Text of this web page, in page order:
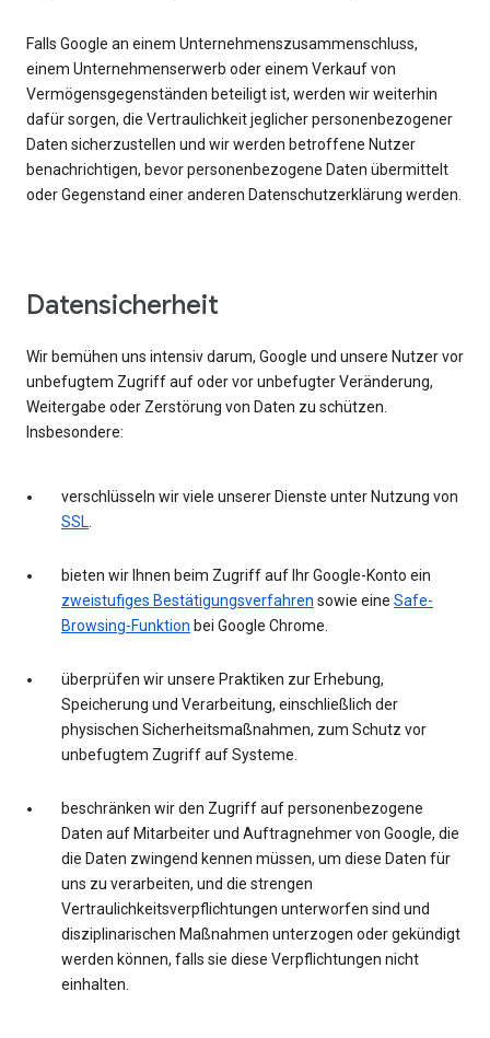
Falls Google an einem Unternehmenszusammenschluss,
einem Unternehmenserwerb oder einem Verkauf von
Vermögensgegenständen beteiligt ist, werden wir weiterhin
dafür sorgen, die Vertraulichkeit jeglicher personenbezogener
Daten sicherzustellen und wir werden betroffene Nutzer
benachrichtigen, bevor personenbezogene Daten übermittelt
oder Gegenstand einer anderen Datenschutzerklärung werden.
Datensicherheit
Wir bemühen uns intensiv darum, Google und unsere Nutzer vor
unbefugtem Zugriff auf oder vor unbefugter Veränderung,
Weitergabe oder Zerstörung von Daten zu schützen.
Insbesondere:
verschlüsseln wir viele unserer Dienste unter Nutzung von
SSL.
bieten wir Ihnen beim Zugriff auf Ihr Google-Konto ein
zweistufiges Bestätigungsverfahren sowie eine Safe-
Browsing-Funktion bei Google Chrome.
überprüfen wir unsere Praktiken zur Erhebung,
Speicherung und Verarbeitung, einschließlich der
physischen Sicherheitsmaßnahmen, zum Schutz vor
unbefugtem Zugriff auf Systeme.
beschränken wir den Zugriff auf personenbezogene
Daten auf Mitarbeiter und Auftragnehmer von Google, die
die Daten zwingend kennen müssen, um diese Daten für
uns zu verarbeiten, und die strengen
Vertraulichkeitsverpflichtungen unterworfen sind und
disziplinarischen Maßnahmen unterzogen oder gekündigt
werden können, falls sie diese Verpflichtungen nicht
einhalten.